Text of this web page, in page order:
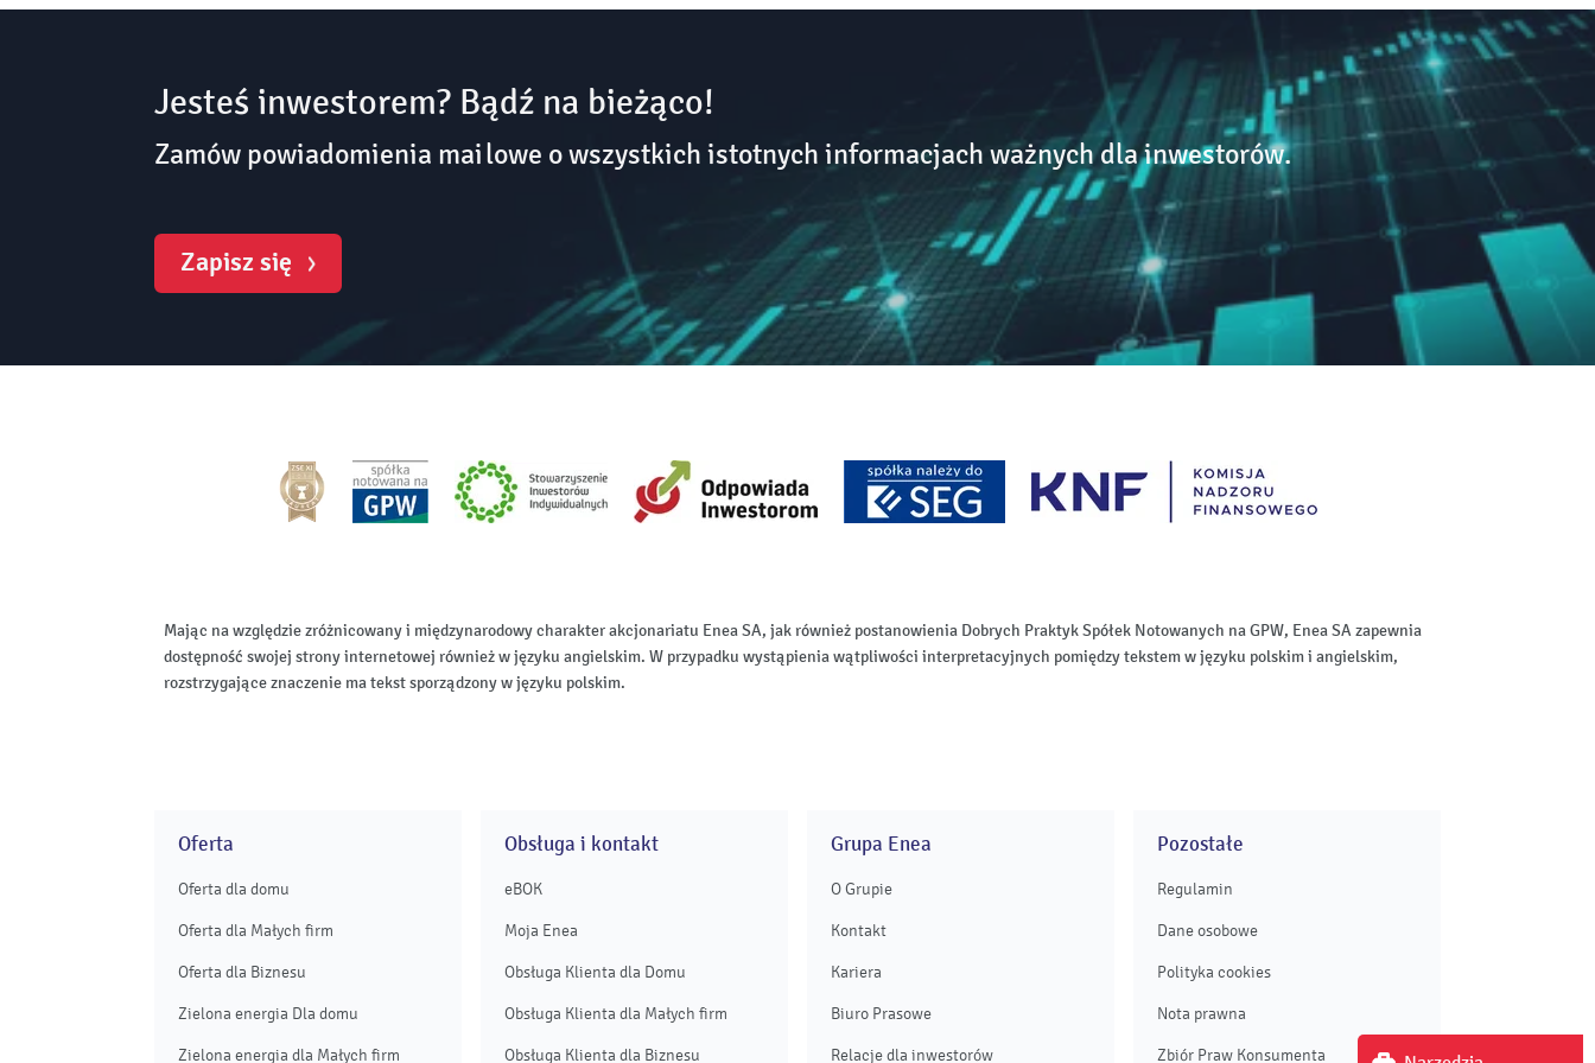
Jesteś inwestorem? Bądź na bieżąco!
Zamów powiadomienia mailowe o wszystkich istotnych informacjach ważnych dla inwestorów.
Zapisz się
Mając na względzie zróżnicowany i międzynarodowy charakter akcjonariatu Enea SA, jak również postanowienia Dobrych Praktyk Spółek Notowanych na GPW, Enea SA zapewnia
dostępność swojej strony internetowej również w języku angielskim. W przypadku wystąpienia wątpliwości interpretacyjnych pomiędzy tekstem w języku polskim i angielskim,
rozstrzygające znaczenie ma tekst sporządzony w języku polskim.
Oferta
Oferta dla domu
Oferta dla Małych firm
Oferta dla Biznesu
Zielona energia Dla domu
Zielona energia dla Małych firm
Obsługa i kontakt
eBOK
Moja Enea
Obsługa Klienta dla Domu
Obsługa Klienta dla Małych firm
Obsługa Klienta dla Biznesu
Grupa Enea
O Grupie
Kontakt
Kariera
Biuro Prasowe
Relacje dla inwestorów
Pozostałe
Regulamin
Dane osobowe
Polityka cookies
Nota prawna
Zbiór Praw Konsumenta